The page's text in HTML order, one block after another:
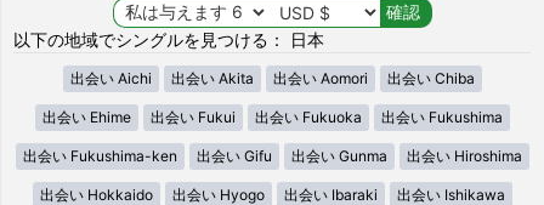
以下の地域でシングルを見つける： 日本
出会い Aichi 出会い Akita 出会い Aomori 出会い Chiba
出会い Ehime 出会い Fukui 出会い Fukuoka 出会い Fukushima
出会い Fukushima-ken 出会い Gifu 出会い Gunma 出会い Hiroshima
出会い Hokkaido 出会い Hyogo 出会い Ibaraki 出会い Ishikawa